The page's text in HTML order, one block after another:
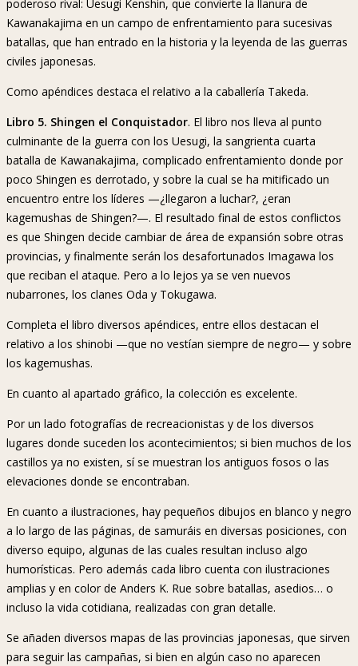
poderoso rival: Uesugi Kenshin, que convierte la llanura de
Kawanakajima en un campo de enfrentamiento para sucesivas
batallas, que han entrado en la historia y la leyenda de las guerras
civiles japonesas.
Como apéndices destaca el relativo a la caballería Takeda.
Libro 5. Shingen el Conquistador. El libro nos lleva al punto
culminante de la guerra con los Uesugi, la sangrienta cuarta
batalla de Kawanakajima, complicado enfrentamiento donde por
poco Shingen es derrotado, y sobre la cual se ha mitificado un
encuentro entre los líderes —¿llegaron a luchar?, ¿eran
kagemushas de Shingen?—. El resultado final de estos conflictos
es que Shingen decide cambiar de área de expansión sobre otras
provincias, y finalmente serán los desafortunados Imagawa los
que reciban el ataque. Pero a lo lejos ya se ven nuevos
nubarrones, los clanes Oda y Tokugawa.
Completa el libro diversos apéndices, entre ellos destacan el
relativo a los shinobi —que no vestían siempre de negro— y sobre
los kagemushas.
En cuanto al apartado gráfico, la colección es excelente.
Por un lado fotografías de recreacionistas y de los diversos
lugares donde suceden los acontecimientos; si bien muchos de los
castillos ya no existen, sí se muestran los antiguos fosos o las
elevaciones donde se encontraban.
En cuanto a ilustraciones, hay pequeños dibujos en blanco y negro
a lo largo de las páginas, de samuráis en diversas posiciones, con
diverso equipo, algunas de las cuales resultan incluso algo
humorísticas. Pero además cada libro cuenta con ilustraciones
amplias y en color de Anders K. Rue sobre batallas, asedios… o
incluso la vida cotidiana, realizadas con gran detalle.
Se añaden diversos mapas de las provincias japonesas, que sirven
para seguir las campañas, si bien en algún caso no aparecen